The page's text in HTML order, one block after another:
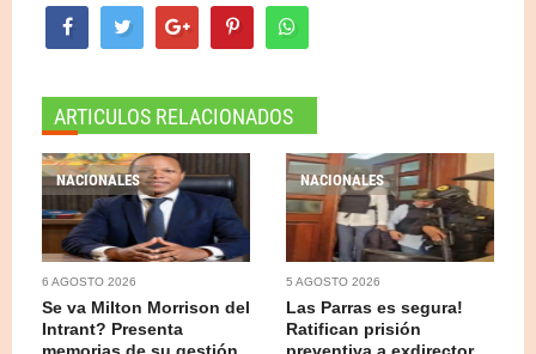
ARTICULOS RELACIONADOS
NACIONALES
6 AGOSTO 2026
Se va Milton Morrison del
Intrant? Presenta
memorias de su gestión
NACIONALES
5 AGOSTO 2026
Las Parras es segura!
Ratifican prisión
preventiva a exdirector